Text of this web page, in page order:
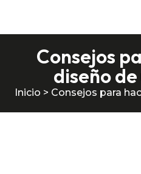
Consejos
diseño
Inicio > Consejos para